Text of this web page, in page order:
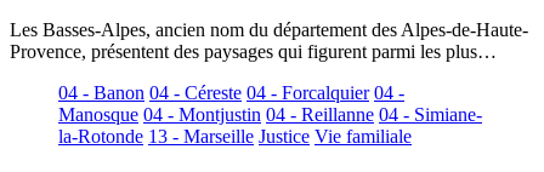
Les Basses-Alpes, ancien nom du département des Alpes-de-Haute-
Provence, présentent des paysages qui figurent parmi les plus…
04 - Banon 04 - Céreste 04 - Forcalquier 04 -
Manosque 04 - Montjustin 04 - Reillanne 04 - Simiane-
la-Rotonde 13 - Marseille Justice Vie familiale